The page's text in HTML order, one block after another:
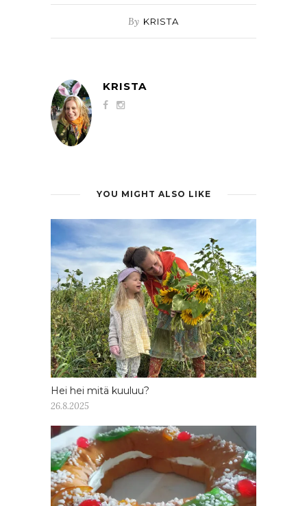
By KRISTA
KRISTA
YOU MIGHT ALSO LIKE
Hei hei mitä kuuluu?
26.8.2025